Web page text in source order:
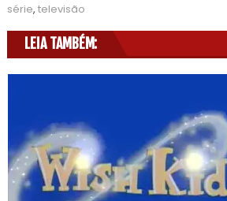
série, televisão
LEIA TAMBÉM: